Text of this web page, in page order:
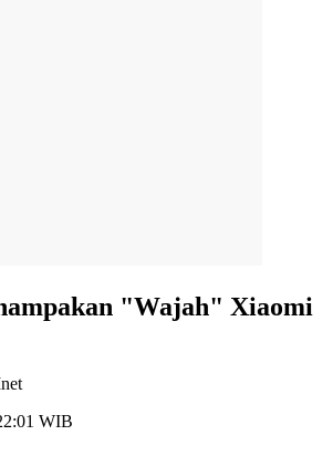
"Wajah" Xiaomi
WIB